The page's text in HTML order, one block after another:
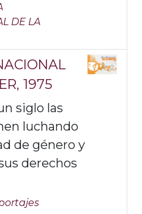
DE LA
1975
siglo las
luchando
de género y
derechos